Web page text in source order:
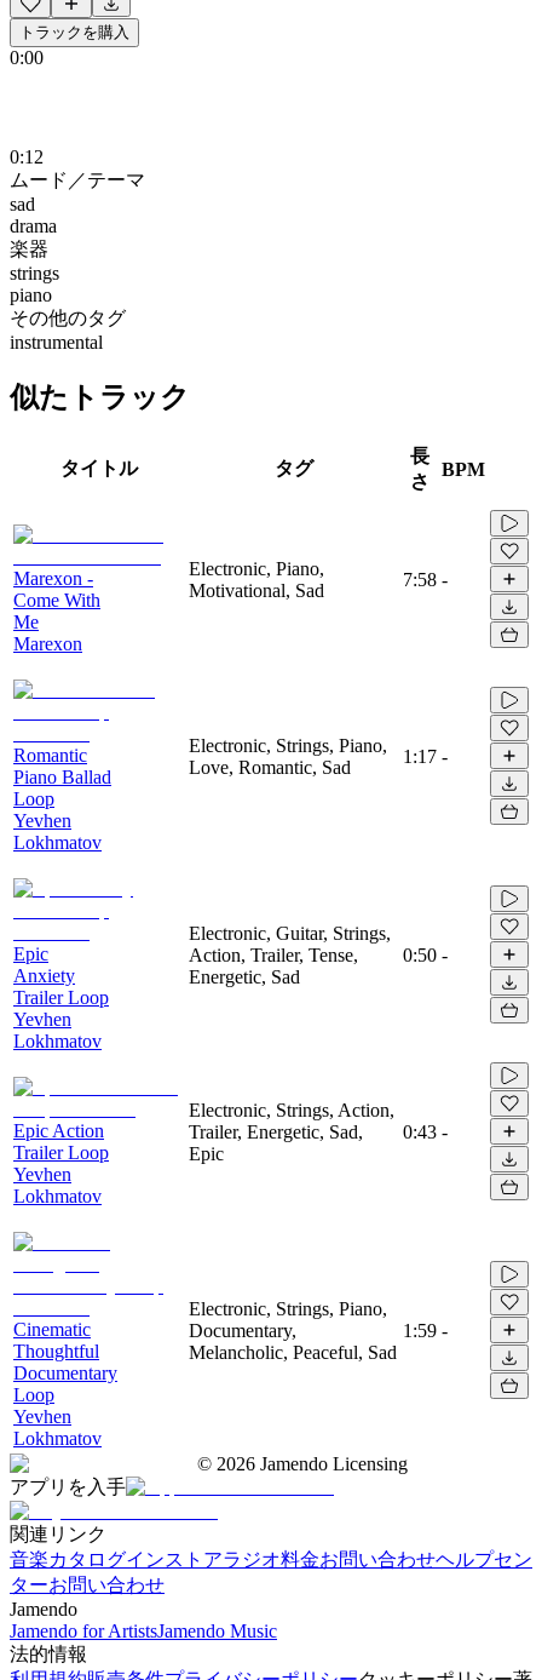
トラックを購入
0:00
0:12
ムード／テーマ
sad
drama
楽器
strings
piano
その他のタグ
instrumental
似たトラック
タイトル タグ
長
さ
BPM
Marexon -
Come With
Me
Marexon
Electronic, Piano,
Motivational, Sad
7:58 -
Romantic
Piano Ballad
Loop
Yevhen
Lokhmatov
Electronic, Strings, Piano,
Love, Romantic, Sad
1:17 -
Epic
Anxiety
Trailer Loop
Yevhen
Lokhmatov
Electronic, Guitar, Strings,
Action, Trailer, Tense,
Energetic, Sad
0:50 -
Epic Action
Trailer Loop
Yevhen
Lokhmatov
Electronic, Strings, Action,
Trailer, Energetic, Sad,
Epic
0:43 -
Cinematic
Thoughtful
Documentary
Loop
Yevhen
Lokhmatov
Electronic, Strings, Piano,
Documentary,
Melancholic, Peaceful, Sad
1:59 -
© 2026 Jamendo Licensing
アプリを入手
関連リンク
音楽カタログインストアラジオ料金お問い合わせヘルプセン
ターお問い合わせ
Jamendo
Jamendo for ArtistsJamendo Music
法的情報